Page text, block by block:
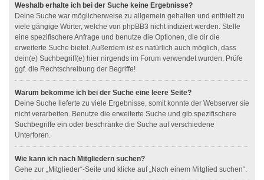
Weshalb erhalte ich bei der Suche keine Ergebnisse?
Deine Suche war möglicherweise zu allgemein gehalten und enthielt zu
viele gängige Wörter, welche von phpBB3 nicht indiziert werden. Stelle
eine spezifischere Anfrage und benutze die Optionen, die dir die
erweiterte Suche bietet. Außerdem ist es natürlich auch möglich, dass
dein(e) Suchbegriff(e) hier nirgends im Forum verwendet wurden. Prüfe
ggf. die Rechtschreibung der Begriffe!
Warum bekomme ich bei der Suche eine leere Seite?
Deine Suche lieferte zu viele Ergebnisse, somit konnte der Webserver sie
nicht verarbeiten. Benutze die erweiterte Suche und gib spezifischere
Suchbegriffe ein oder beschränke die Suche auf verschiedene
Unterforen.
Wie kann ich nach Mitgliedern suchen?
Gehe zur „Mitglieder“-Seite und klicke auf „Nach einem Mitglied suchen“.